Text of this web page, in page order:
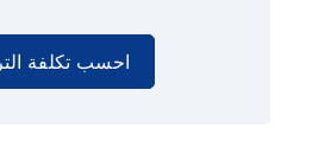
احسب تكلفة